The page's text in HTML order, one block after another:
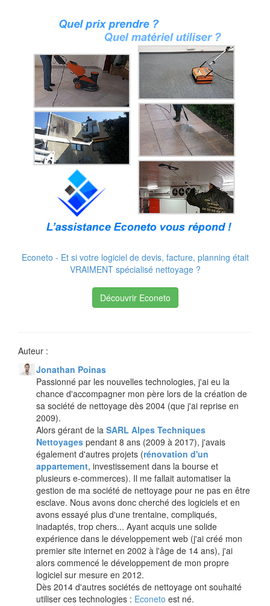
Econeto - Et si votre logiciel de devis, facture, planning était
VRAIMENT spécialisé nettoyage ?
Découvrir Econeto
Auteur :
Jonathan Poinas
Passionné par les nouvelles technologies, j'ai eu la
chance d'accompagner mon père lors de la création de
sa société de nettoyage dès 2004 (que j'ai reprise en
2009).
Alors gérant de la SARL Alpes Techniques
Nettoyages pendant 8 ans (2009 à 2017), j'avais
également d'autres projets (rénovation d'un
appartement, investissement dans la bourse et
plusieurs e-commerces). Il me fallait automatiser la
gestion de ma société de nettoyage pour ne pas en être
esclave. Nous avons donc cherché des logiciels et en
avons essayé plus d'une trentaine, compliqués,
inadaptés, trop chers... Ayant acquis une solide
expérience dans le développement web (j'ai créé mon
premier site internet en 2002 à l'âge de 14 ans), j'ai
alors commencé le développement de mon propre
logiciel sur mesure en 2012.
Dès 2014 d'autres sociétés de nettoyage ont souhaité
utiliser ces technologies : Econeto est né.